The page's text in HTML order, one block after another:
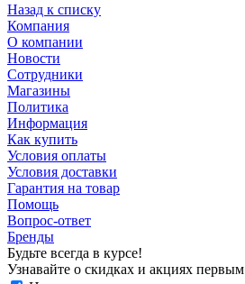
Назад к списку
Компания
О компании
Новости
Сотрудники
Магазины
Политика
Информация
Как купить
Условия оплаты
Условия доставки
Гарантия на товар
Помощь
Вопрос-ответ
Бренды
Будьте всегда в курсе!
Узнавайте о скидках и акциях первым